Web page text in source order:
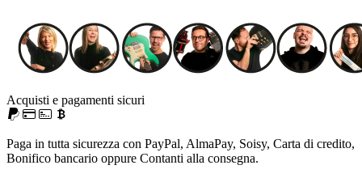
Acquisti e pagamenti sicuri
Paga in tutta sicurezza con PayPal, AlmaPay, Soisy, Carta di credito,
Bonifico bancario oppure Contanti alla consegna.